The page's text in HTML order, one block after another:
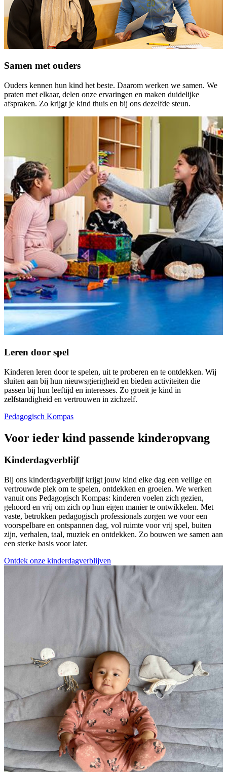
Samen met ouders
Ouders kennen hun kind het beste. Daarom werken we samen. We
praten met elkaar, delen onze ervaringen en maken duidelijke
afspraken. Zo krijgt je kind thuis en bij ons dezelfde steun.
Leren door spel
Kinderen leren door te spelen, uit te proberen en te ontdekken. Wij
sluiten aan bij hun nieuwsgierigheid en bieden activiteiten die
passen bij hun leeftijd en interesses. Zo groeit je kind in
zelfstandigheid en vertrouwen in zichzelf.
Pedagogisch Kompas
Voor ieder kind passende kinderopvang
Kinderdagverblijf
Bij ons kinderdagverblijf krijgt jouw kind elke dag een veilige en
vertrouwde plek om te spelen, ontdekken en groeien. We werken
vanuit ons Pedagogisch Kompas: kinderen voelen zich gezien,
gehoord en vrij om zich op hun eigen manier te ontwikkelen. Met
vaste, betrokken pedagogisch professionals zorgen we voor een
voorspelbare en ontspannen dag, vol ruimte voor vrij spel, buiten
zijn, verhalen, taal, muziek en ontdekken. Zo bouwen we samen aan
een sterke basis voor later.
Ontdek onze kinderdagverblijven